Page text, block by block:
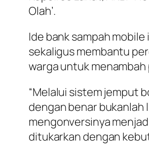
Olah’.
Ide bank sampah
sekaligus membantu
warga untuk
“Melalui sistem jemput
dengan benar bukanlah
mengonversinya
ditukarkan dengan